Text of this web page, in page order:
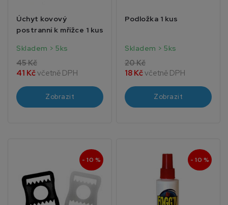
Úchyt kovový
postranní k mřížce 1 kus
Skladem > 5ks
45 Kč
41 Kčvčetně DPH
Zobrazit
Podložka 1 kus
Skladem > 5ks
20 Kč
18 Kčvčetně DPH
Zobrazit
- 10 % - 10 %